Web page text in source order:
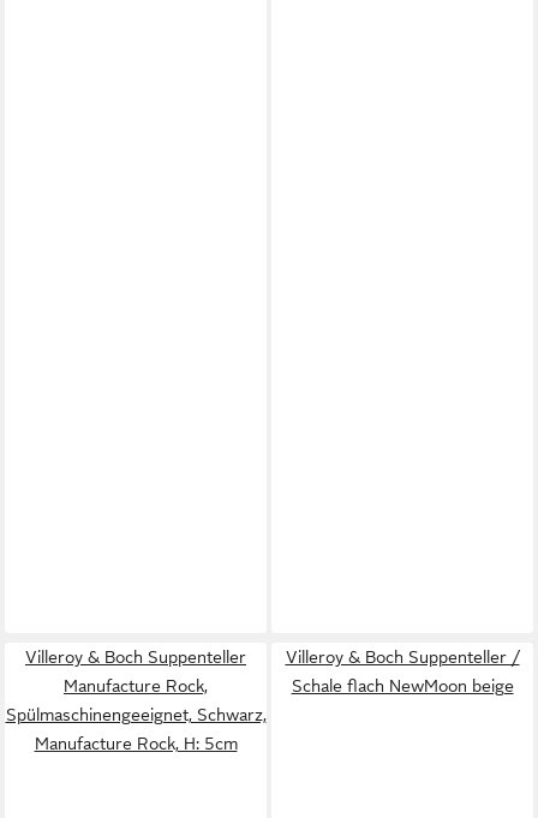
Villeroy & Boch Suppenteller
Manufacture Rock,
Spülmaschinengeeignet, Schwarz,
Manufacture Rock, H: 5cm
Villeroy & Boch Suppenteller /
Schale flach NewMoon beige